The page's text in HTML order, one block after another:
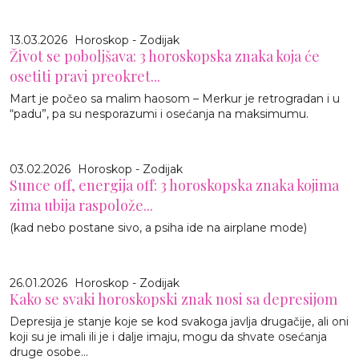
13.03.2026 Horoskop - Zodijak
Život se poboljšava: 3 horoskopska znaka koja će
osetiti pravi preokret...
Mart je počeo sa malim haosom – Merkur je retrogradan i u
“padu”, pa su nesporazumi i osećanja na maksimumu.
03.02.2026 Horoskop - Zodijak
Sunce off, energija off: 3 horoskopska znaka kojima
zima ubija raspolože...
(kad nebo postane sivo, a psiha ide na airplane mode)
26.01.2026 Horoskop - Zodijak
Kako se svaki horoskopski znak nosi sa depresijom
Depresija je stanje koje se kod svakoga javlja drugačije, ali oni
koji su je imali ili je i dalje imaju, mogu da shvate osećanja
druge osobe...